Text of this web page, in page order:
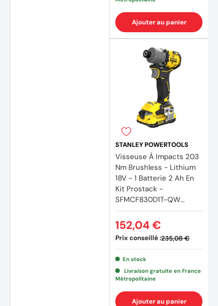
Ajouter au panier
STANLEY POWERTOOLS
Visseuse À Impacts 203
Nm Brushless - Lithium
18V - 1 Batterie 2 Ah En
Kit Prostack -
SFMCF830D1T-QW
STANLEY FATMAX V20
Prix conseillé :235,08 €
152,04 €
En stock
Livraison gratuite en France
Métropolitaine
Ajouter au panier